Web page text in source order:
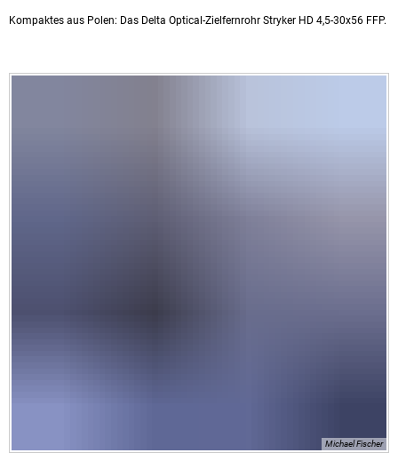
Kompaktes aus Polen: Das Delta Optical-Zielfernrohr Stryker HD 4,5-30x56 FFP.
Michael Fischer